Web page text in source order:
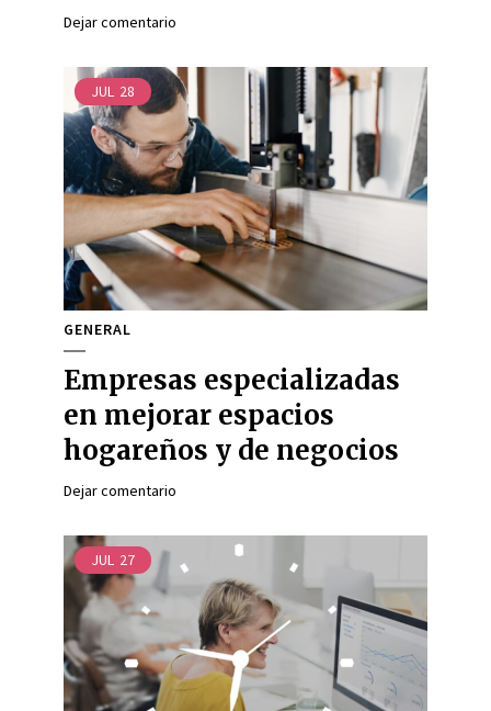
Dejar comentario
JUL 28
GENERAL
Empresas especializadas
en mejorar espacios
hogareños y de negocios
Dejar comentario
JUL 27